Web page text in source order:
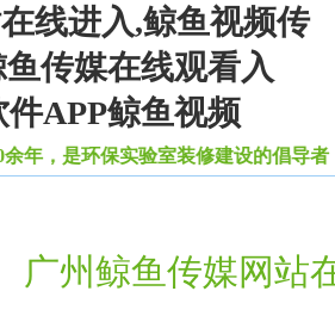
线进入,鲸鱼视频传
传媒在线观看入
件APP鲸鱼视频
是环保实验室装修建设的倡导者
广州鲸鱼传媒网站